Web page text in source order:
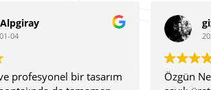
gizem yavuz
Özgün Neon , cam led konusunda